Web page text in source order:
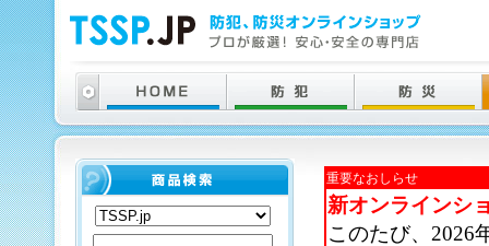
重要なおしらせ
新オンラインシ
このたび、2026